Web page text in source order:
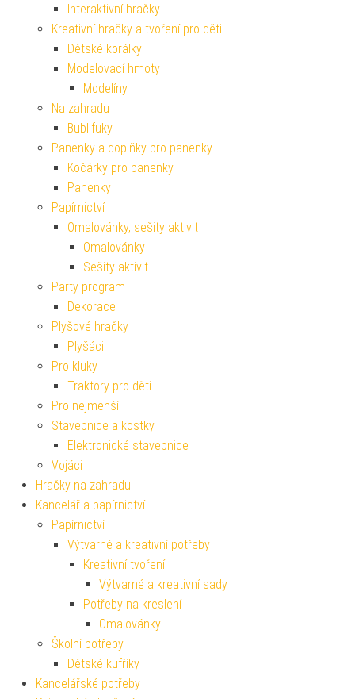
Interaktivní hračky
Kreativní hračky a tvoření pro děti
Dětské korálky
Modelovací hmoty
Modelíny
Na zahradu
Bublifuky
Panenky a doplňky pro panenky
Kočárky pro panenky
Panenky
Papírnictví
Omalovánky, sešity aktivit
Omalovánky
Sešity aktivit
Party program
Dekorace
Plyšové hračky
Plyšáci
Pro kluky
Traktory pro děti
Pro nejmenší
Stavebnice a kostky
Elektronické stavebnice
Vojáci
Hračky na zahradu
Kancelář a papírnictví
Papírnictví
Výtvarné a kreativní potřeby
Kreativní tvoření
Výtvarné a kreativní sady
Potřeby na kreslení
Omalovánky
Školní potřeby
Dětské kufříky
Kancelářské potřeby